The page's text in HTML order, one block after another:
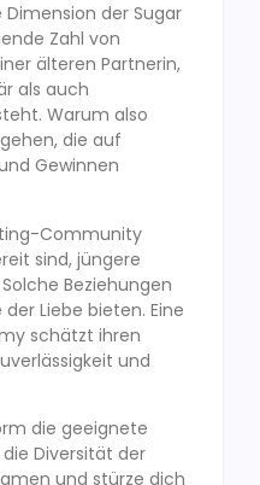
der Sugar
Zahl von
älteren Partnerin,
als auch
Warum also
die auf
Gewinnen
Community
sind, jüngere
Beziehungen
Liebe bieten. Eine
schätzt ihren
und
die geeignete
Diversität der
und stürze dich